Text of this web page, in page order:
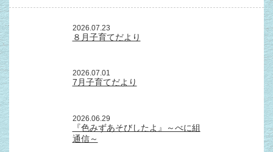
2026.07.23
８月子育てだより
2026.07.01
7月子育てだより
2026.06.29
『色みずあそびしたよ』～べに組
通信～